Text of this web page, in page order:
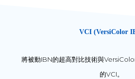
VCI (VersiColor
將被動IBN的超高對比技術與
的VCI。